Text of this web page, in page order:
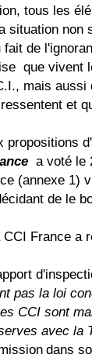
tous les
situation non
fait de
que vivent
mais aussi
et
propositions
avoté le
(annexe 1)
de le
France a
pas la loi
CCI sont
avec la
dans